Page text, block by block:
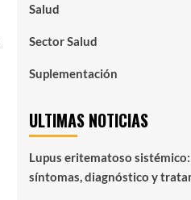
Salud
Sector Salud
Suplementación
ULTIMAS NOTICIAS
Lupus eritematoso sistémico:
síntomas, diagnóstico y